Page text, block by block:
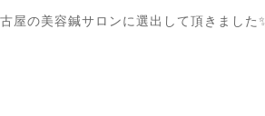
屋の美容鍼サロンに選出して頂きました